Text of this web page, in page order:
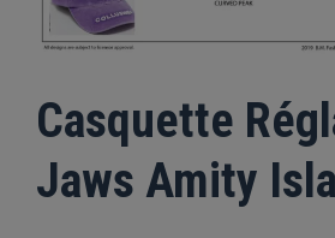
Casquette
Jaws Amity